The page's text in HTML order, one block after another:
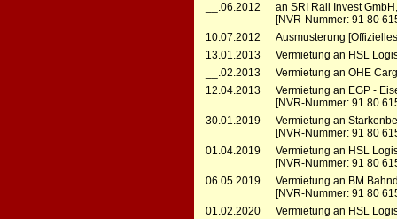
__.06.2012
an SRI Rail Invest
[NVR-Nummer: 91 80
10.07.2012
Ausmusterung
13.01.2013
Vermietung an HSL
__.02.2013
Vermietung an OHE
12.04.2013
Vermietung an EGP -
[NVR-Nummer: 91 80
30.01.2019
Vermietung an
[NVR-Nummer: 91 80
01.04.2019
Vermietung an HSL
[NVR-Nummer: 91 80
06.05.2019
Vermietung an BM
[NVR-Nummer: 91 80
01.02.2020
Vermietung an HSL